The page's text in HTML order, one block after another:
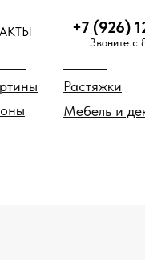
Звоните c
+7 (926)
Мебель и
По предмету
Растяжки